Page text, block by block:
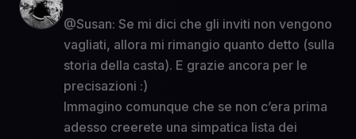
@Susan: Se mi dici che gli inviti non vengono
vagliati, allora mi rimangio quanto detto (sulla
storia della casta). E grazie ancora per le
precisazioni :)
Immagino comunque che se non c’era prima
adesso creerete una simpatica lista dei